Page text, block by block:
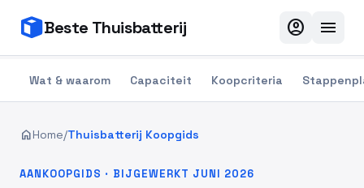
Beste Thuisbatterij account_circle menu
Wat & waarom Capaciteit Koopcriteria
homeHome/Thuisbatterij Koopgids
AANKOOPGIDS · BIJGEWERKT JUNI 2026